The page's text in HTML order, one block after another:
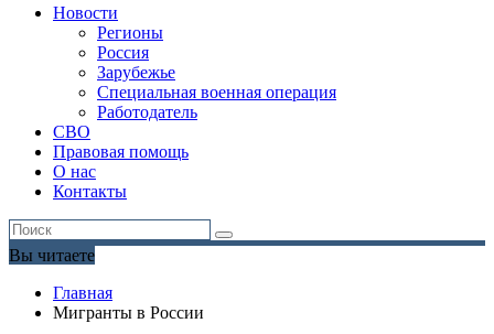
Новости
Регионы
Россия
Зарубежье
Специальная военная операция
Работодатель
СВО
Правовая помощь
О нас
Контакты
Вы читаете
Главная
Мигранты в России